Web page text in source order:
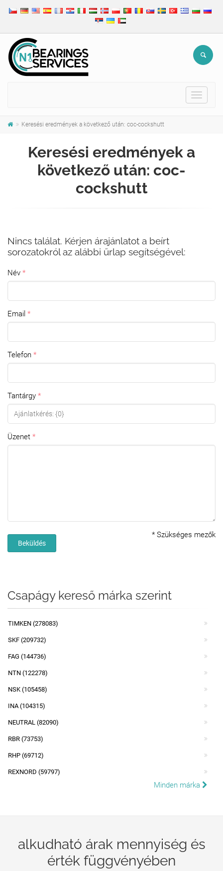
Toggle
Keresési eredmények a következő után: coc-cockshutt
Keresési eredmények a
következő után: coc-
cockshutt
Nincs találat. Kérjen árajánlatot a beírt
sorozatokról az alábbi űrlap segítségével:
Név
Email
Telefon
Tantárgy
Üzenet
* Szükséges mezők
Beküldés
Csapágy kereső márka szerint
TIMKEN (278083)
SKF (209732)
FAG (144736)
NTN (122278)
NSK (105458)
INA (104315)
NEUTRAL (82090)
RBR (73753)
RHP (69712)
REXNORD (59797)
Minden márka
alkudható árak mennyiség és
érték függvényében